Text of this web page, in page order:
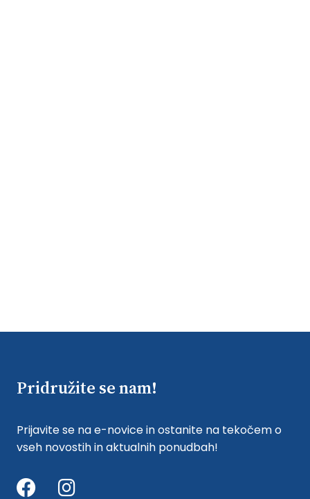
Pridružite se nam!
Prijavite se na e-novice in ostanite na tekočem o
vseh novostih in aktualnih ponudbah!